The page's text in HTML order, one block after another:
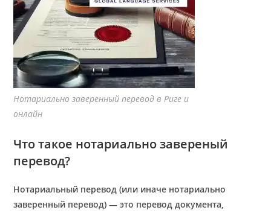
Нотариально заверенный перевод в Риге и
онлайн
Что такое нотариально завереный
перевод?
Нотариальный перевод (или иначе нотариально
заверенный перевод) — это перевод документа,